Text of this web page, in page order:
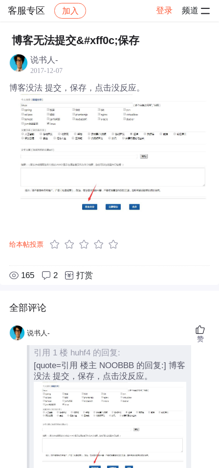
客服专区 加入 登录 频道
社区 客服专区 帖子详情
博客无法提交&#xff0c;保存
说书人-
2017-12-07
博客没法 提交，保存，点击没反应。
给本帖投票
165 2 打赏
全部评论
说书人-
引用 1 楼 huhf4 的回复:
[quote=引用 楼主 NOOBBB 的回复:] 博客
没法 提交，保存，点击没反应。
赞